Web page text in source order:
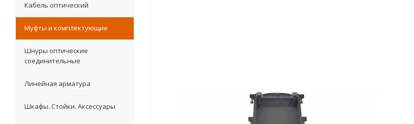
Кабель оптический
Муфты и комплектующие
Шнуры оптические
соединительные
Линейная арматура
Шкафы. Стойки. Аксесcуары